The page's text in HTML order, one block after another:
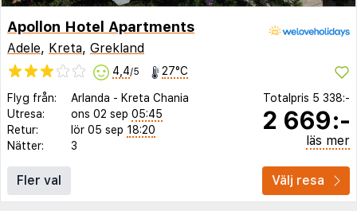
Apollon Hotel Apartments
Adele, Kreta, Grekland
4,4/5 27°C
Flyg från: Arlanda - Kreta Chania
Utresa:
ons 02 sep 05:45
Retur:
lör 05 sep 18:20
Nätter:
3
Totalpris 5 338:-
2 669:-
läs mer
Fler val Välj resa